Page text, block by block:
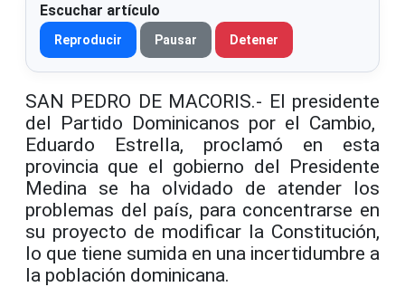
Escuchar artículo
Reproducir Pausar Detener
SAN PEDRO DE MACORIS.- El presidente
del Partido Dominicanos por el Cambio,
Eduardo Estrella, proclamó en esta
provincia que el gobierno del Presidente
Medina se ha olvidado de atender los
problemas del país, para concentrarse en
su proyecto de modificar la Constitución,
lo que tiene sumida en una incertidumbre a
la población dominicana.